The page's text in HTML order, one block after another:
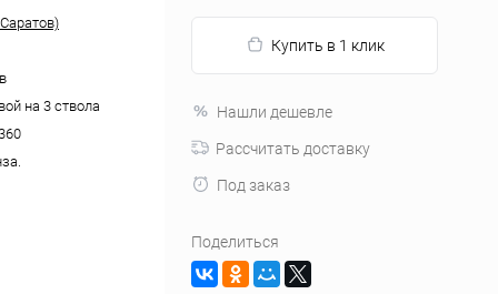
на 3 ствола
Купить в 1 клик
Нашли дешевле
Рассчитать доставку
Под заказ
Поделиться